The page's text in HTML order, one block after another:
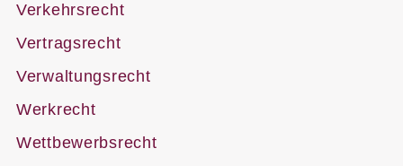
Verkehrsrecht
Vertragsrecht
Verwaltungsrecht
Werkrecht
Wettbewerbsrecht